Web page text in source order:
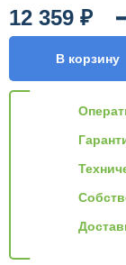
12 359 ₽
В корзину